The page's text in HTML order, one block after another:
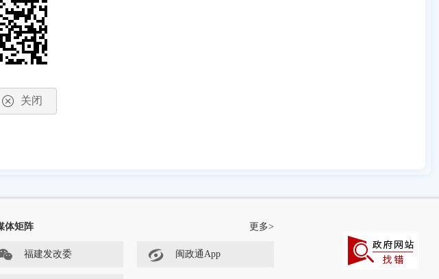
关闭
体矩阵 更多>
福建发改委 闽政通App